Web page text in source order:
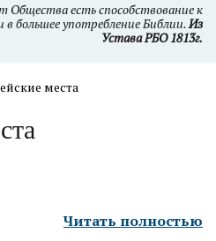
Общества есть способствование к
в большее употребление Библии.Из
Устава РБО 1813г.
места
Читать полностью